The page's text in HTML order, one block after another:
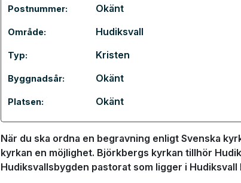
Postnummer: Okänt
Område: Hudiksvall
Typ: Kristen
Byggnadsår: Okänt
Platsen: Okänt
När du ska ordna en begravning enligt Svenska
kyrkan en möjlighet. Björkbergs kyrkan tillhör
Hudiksvallsbygden pastorat som ligger i Hudiksvall